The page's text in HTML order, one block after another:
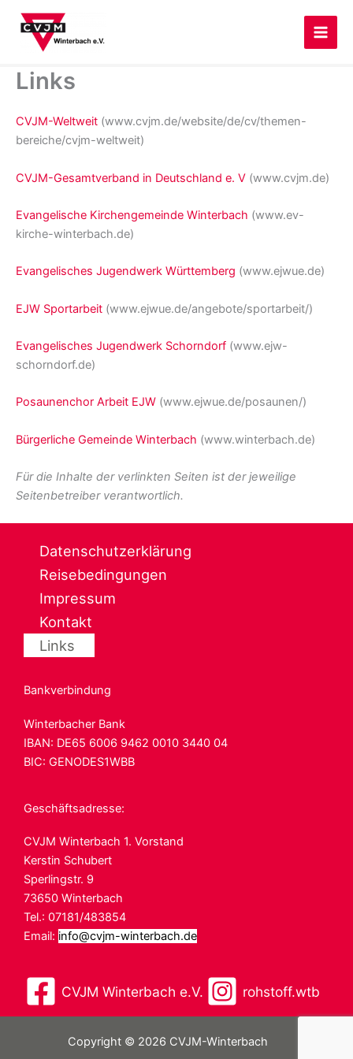
Inhalt
springen
Links
CVJM-Weltweit (www.cvjm.de/website/de/cv/themen-
bereiche/cvjm-weltweit)
CVJM-Gesamtverband in Deutschland e. V (www.cvjm.de)
Evangelische Kirchengemeinde Winterbach (www.ev-
kirche-winterbach.de)
Evangelisches Jugendwerk Württemberg (www.ejwue.de)
EJW Sportarbeit (www.ejwue.de/angebote/sportarbeit/)
Evangelisches Jugendwerk Schorndorf (www.ejw-
schorndorf.de)
Posaunenchor Arbeit EJW (www.ejwue.de/posaunen/)
Bürgerliche Gemeinde Winterbach (www.winterbach.de)
Für die Inhalte der verlinkten Seiten ist der jeweilige
Seitenbetreiber verantwortlich.
Datenschutzerklärung
Reisebedingungen
Impressum
Kontakt
Links
Bankverbindung
Winterbacher Bank
IBAN: DE65 6006 9462 0010 3440 04
BIC: GENODES1WBB
Geschäftsadresse:
CVJM Winterbach 1. Vorstand
Kerstin Schubert
Sperlingstr. 9
73650 Winterbach
Tel.: 07181/483854
Email: info@cvjm-winterbach.de
CVJM Winterbach e.V. rohstoff.wtb
Copyright © 2026 CVJM-Winterbach